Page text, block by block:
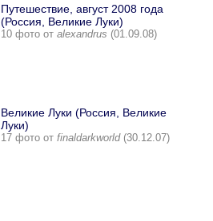
Путешествие, август 2008 года
(Россия, Великие Луки)
10 фото от alexandrus (01.09.08)
Великие Луки (Россия, Великие
Луки)
17 фото от finaldarkworld(30.12.07)